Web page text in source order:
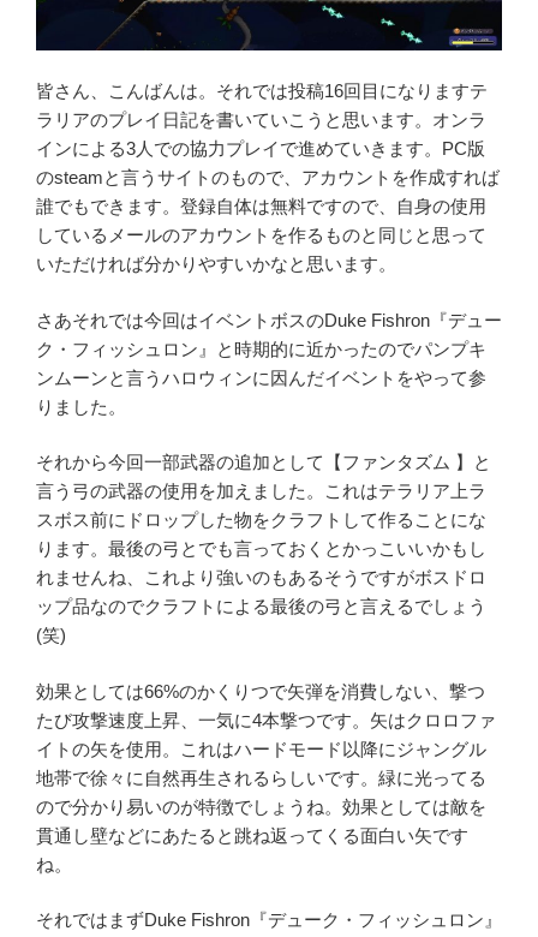
皆さん、こんばんは。それでは投稿16回目になりますテ
ラリアのプレイ日記を書いていこうと思います。オンラ
インによる3人での協力プレイで進めていきます。PC版
のsteamと言うサイトのもので、アカウントを作成すれば
誰でもできます。登録自体は無料ですので、自身の使用
しているメールのアカウントを作るものと同じと思って
いただければ分かりやすいかなと思います。
さあそれでは今回はイベントボスのDuke Fishron『デュー
ク・フィッシュロン』と時期的に近かったのでパンプキ
ンムーンと言うハロウィンに因んだイベントをやって参
りました。
それから今回一部武器の追加として【ファンタズム 】と
言う弓の武器の使用を加えました。これはテラリア上ラ
スボス前にドロップした物をクラフトして作ることにな
ります。最後の弓とでも言っておくとかっこいいかもし
れませんね、これより強いのもあるそうですがボスドロ
ップ品なのでクラフトによる最後の弓と言えるでしょう
(笑)
効果としては66%のかくりつで矢弾を消費しない、撃つ
たび攻撃速度上昇、一気に4本撃つです。矢はクロロファ
イトの矢を使用。これはハードモード以降にジャングル
地帯で徐々に自然再生されるらしいです。緑に光ってる
ので分かり易いのが特徴でしょうね。効果としては敵を
貫通し壁などにあたると跳ね返ってくる面白い矢です
ね。
それではまずDuke Fishron『デューク・フィッシュロン』